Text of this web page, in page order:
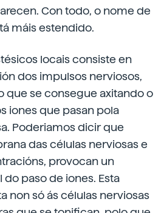
Con todo, o nome de
máis estendido.
locais consiste en
dos impulsos nerviosos,
que se consegue axitando o
iones que pasan pola
Poderiamos dicir que
das células nerviosas e
provocan un
paso de iones. Esta
non só ás células nerviosas